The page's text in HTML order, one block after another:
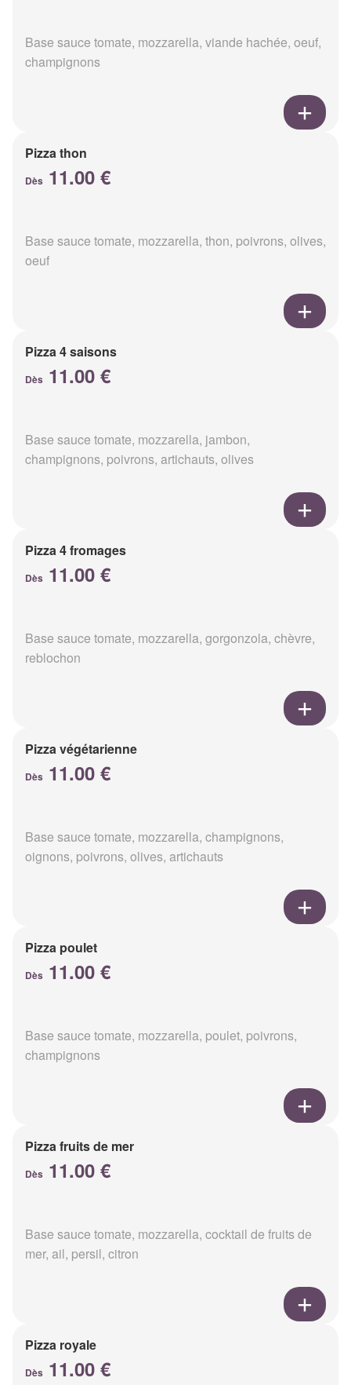
Base sauce tomate, mozzarella, viande hachée, oeuf,
champignons
Pizza thon
Dès 11.00 €
Base sauce tomate, mozzarella, thon, poivrons, olives,
oeuf
Pizza 4 saisons
Dès 11.00 €
Base sauce tomate, mozzarella, jambon,
champignons, poivrons, artichauts, olives
Pizza 4 fromages
Dès 11.00 €
Base sauce tomate, mozzarella, gorgonzola, chèvre,
reblochon
Pizza végétarienne
Dès 11.00 €
Base sauce tomate, mozzarella, champignons,
oignons, poivrons, olives, artichauts
Pizza poulet
Dès 11.00 €
Base sauce tomate, mozzarella, poulet, poivrons,
champignons
Pizza fruits de mer
Dès 11.00 €
Base sauce tomate, mozzarella, cocktail de fruits de
mer, ail, persil, citron
Pizza royale
Dès 11.00 €